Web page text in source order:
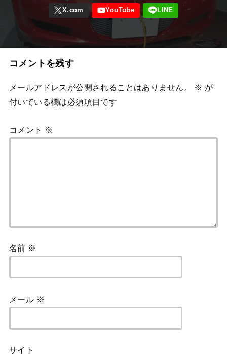
コメントを残す
メールアドレスが公開されることはありません。 ※ が
付いている欄は必須項目です
コメント ※
名前 ※
メール ※
サイト